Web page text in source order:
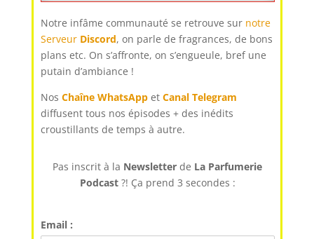
Notre infâme communauté se retrouve sur notre
Serveur Discord, on parle de fragrances, de bons
plans etc. On s’affronte, on s’engueule, bref une
putain d’ambiance !
Nos Chaîne WhatsAppet Canal Telegram
diffusent tous nos épisodes + des inédits
croustillants de temps à autre.
Pas inscrit à la Newsletter de La Parfumerie
Podcast?! Ça prend 3 secondes :
Email :